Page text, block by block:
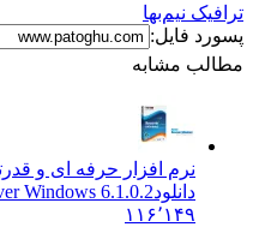
نیم‌بها
فایل:
مشابه
نرم افزار حرفه ای و قدرتمند
Recover Windows 6.1.0.2
۱۱۶٬۱۴۹